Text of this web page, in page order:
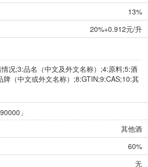
13%
20%+0.912元/升
况;3:品名（中文及外文名称）;4:原料;5:酒
（中文或外文名称）;8:GTIN;9:CAS;10:其
」
其他酒
60%
无